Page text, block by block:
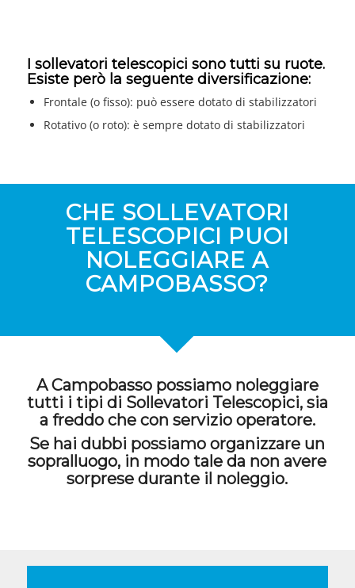
I sollevatori telescopici sono tutti su ruote.
Esiste però la seguente diversificazione:
Frontale (o fisso): può essere dotato di stabilizzatori
Rotativo (o roto): è sempre dotato di stabilizzatori
CHE SOLLEVATORI
TELESCOPICI PUOI
NOLEGGIARE A
CAMPOBASSO?
A Campobasso possiamo noleggiare
tutti i tipi di Sollevatori Telescopici, sia
a freddo che con servizio operatore.
Se hai dubbi possiamo organizzare un
sopralluogo, in modo tale da non avere
sorprese durante il noleggio.